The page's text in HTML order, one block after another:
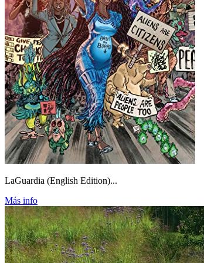
LaGuardia (English Edition)...
Más info